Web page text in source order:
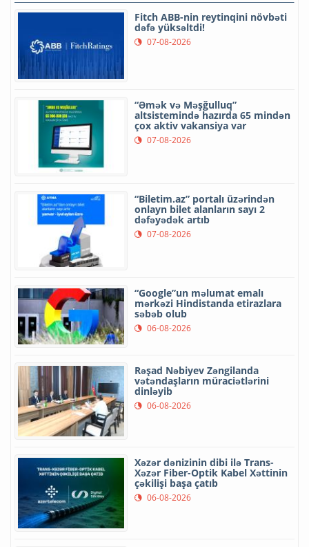
Fitch ABB-nin reytinqini növbəti
dəfə yüksəltdi!
07-08-2026
“Əmək və Məşğulluq”
altsistemində hazırda 65 mindən
çox aktiv vakansiya var
07-08-2026
“Biletim.az” portalı üzərindən
onlayn bilet alanların sayı 2
dəfəyədək artıb
07-08-2026
“Google”un məlumat emalı
mərkəzi Hindistanda etirazlara
səbəb olub
06-08-2026
Rəşad Nəbiyev Zəngilanda
vətəndaşların müraciətlərini
dinləyib
06-08-2026
Xəzər dənizinin dibi ilə Trans-
Xəzər Fiber-Optik Kabel Xəttinin
çəkilişi başa çatıb
06-08-2026